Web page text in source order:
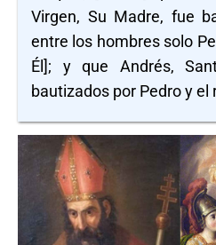
Virgen, Su Madre, fue
entre los hombres solo
Él]; y que Andrés,
bautizados por Pedro y el